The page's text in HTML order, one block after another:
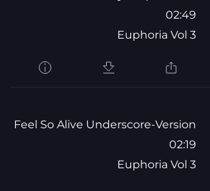
02:49
Euphoria Vol 3
Feel So Alive Underscore-Version
02:19
Euphoria Vol 3